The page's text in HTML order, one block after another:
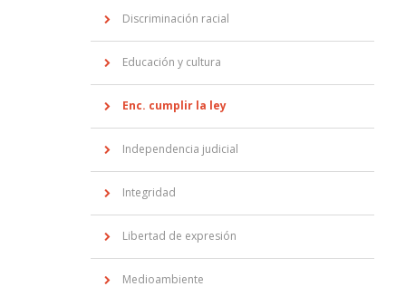
Discriminación racial
Educación y cultura
Enc. cumplir la ley
Independencia judicial
Integridad
Libertad de expresión
Medioambiente